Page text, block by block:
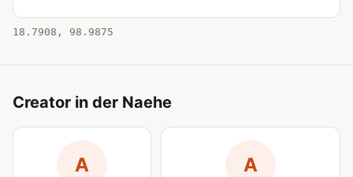
18.7908, 98.9875
Creator in der Naehe
A A